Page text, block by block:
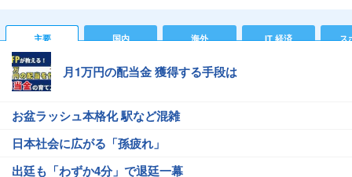
主要 国内 海外 IT 経済 ス
月1万円の配当金 獲得する手段は
お盆ラッシュ本格化 駅など混雑
日本社会に広がる「孫疲れ」
出廷も「わずか4分」で退廷一幕